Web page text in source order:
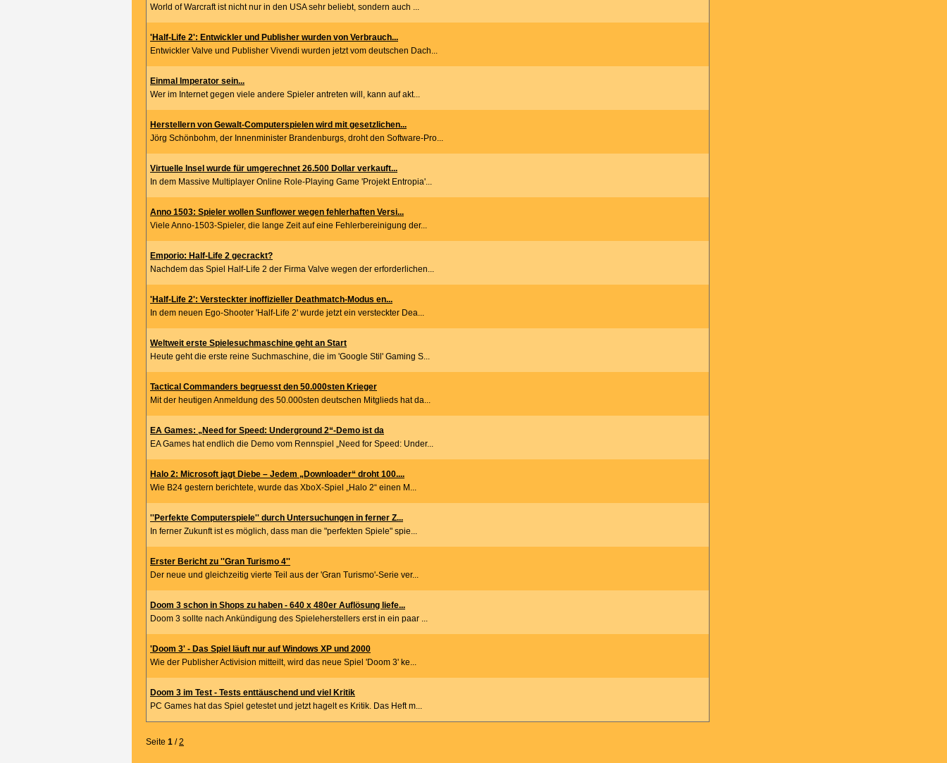
World of Warcraft ist nicht nur in den USA sehr beliebt, sondern auch ...
'Half-Life 2': Entwickler und Publisher wurden von Verbrauch...
Entwickler Valve und Publisher Vivendi wurden jetzt vom deutschen Dach...
Einmal Imperator sein...
Wer im Internet gegen viele andere Spieler antreten will, kann auf akt...
Herstellern von Gewalt-Computerspielen wird mit gesetzlichen...
Jörg Schönbohm, der Innenminister Brandenburgs, droht den Software-Pro...
Virtuelle Insel wurde für umgerechnet 26.500 Dollar verkauft...
In dem Massive Multiplayer Online Role-Playing Game 'Projekt Entropia'...
Anno 1503: Spieler wollen Sunflower wegen fehlerhaften Versi...
Viele Anno-1503-Spieler, die lange Zeit auf eine Fehlerbereinigung der...
Emporio: Half-Life 2 gecrackt?
Nachdem das Spiel Half-Life 2 der Firma Valve wegen der erforderlichen...
'Half-Life 2': Versteckter inoffizieller Deathmatch-Modus en...
In dem neuen Ego-Shooter 'Half-Life 2' wurde jetzt ein versteckter Dea...
Weltweit erste Spielesuchmaschine geht an Start
Heute geht die erste reine Suchmaschine, die im 'Google Stil' Gaming S...
Tactical Commanders begruesst den 50.000sten Krieger
Mit der heutigen Anmeldung des 50.000sten deutschen Mitglieds hat da...
EA Games: „Need for Speed: Underground 2“-Demo ist da
EA Games hat endlich die Demo vom Rennspiel „Need for Speed: Under...
Halo 2: Microsoft jagt Diebe – Jedem „Downloader“ droht 100....
Wie B24 gestern berichtete, wurde das XboX-Spiel „Halo 2“ einen M...
''Perfekte Computerspiele'' durch Untersuchungen in ferner Z...
In ferner Zukunft ist es möglich, dass man die "perfekten Spiele" spie...
Erster Bericht zu ''Gran Turismo 4''
Der neue und gleichzeitig vierte Teil aus der 'Gran Turismo'-Serie ver...
Doom 3 schon in Shops zu haben - 640 x 480er Auflösung liefe...
Doom 3 sollte nach Ankündigung des Spieleherstellers erst in ein paar ...
'Doom 3' - Das Spiel läuft nur auf Windows XP und 2000
Wie der Publisher Activision mitteilt, wird das neue Spiel 'Doom 3' ke...
Doom 3 im Test - Tests enttäuschend und viel Kritik
PC Games hat das Spiel getestet und jetzt hagelt es Kritik. Das Heft m...
Seite 1 /2